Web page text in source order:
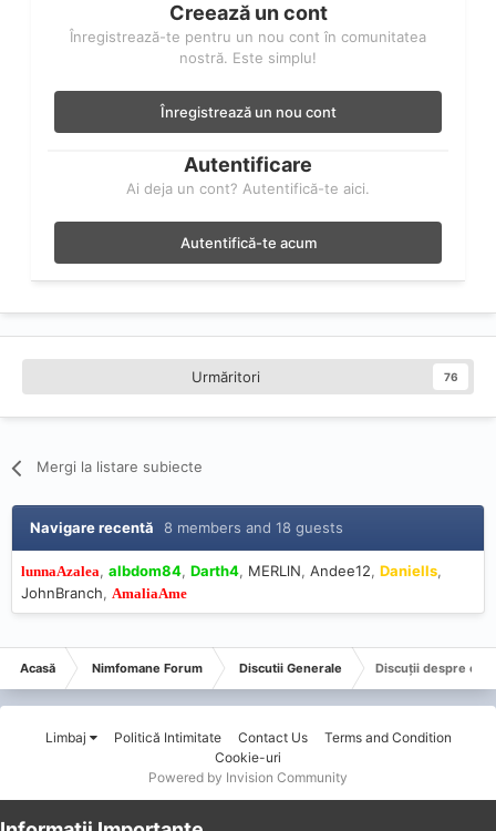
Creează un cont
Înregistrează-te pentru un nou cont în comunitatea
nostră. Este simplu!
Înregistrează un nou cont
Autentificare
Ai deja un cont? Autentifică-te aici.
Autentifică-te acum
Urmăritori 76
Mergi la listare subiecte
Navigare recentă 8 members and 18 guests
lunnaAzalea albdom84 Darth4 MERLlN Andee12 Daniells
JohnBranch AmaliaAme
Acasă Nimfomane Forum Discutii Generale Discuții despre
Limbaj Politică Intimitate Contact Us
Terms and Condition
Cookie-uri
Powered by Invision Community